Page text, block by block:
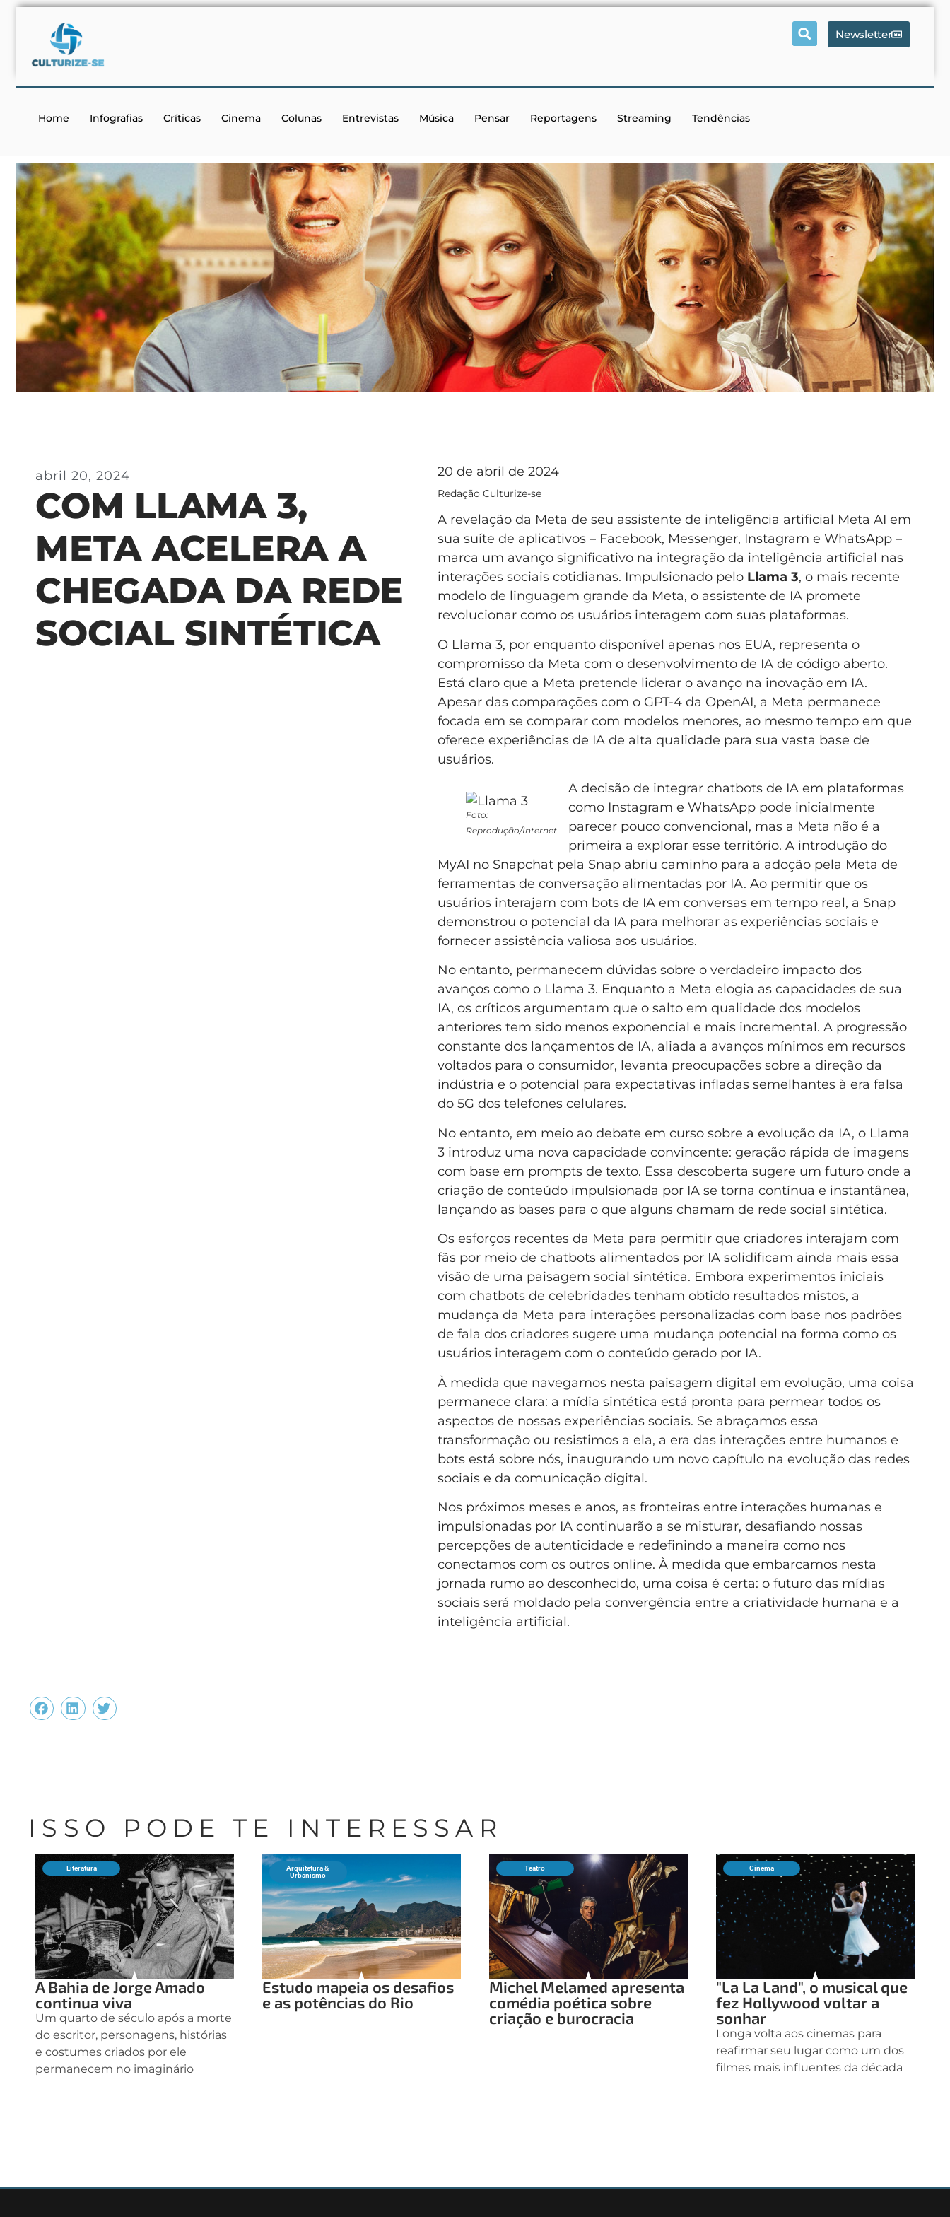
Newsletter
Home Infografias Críticas Cinema Colunas Entrevistas Música Pensar Reportagens Streaming Tendências
abril 20, 2024
COM LLAMA 3,
META ACELERA A
CHEGADA DA REDE
SOCIAL SINTÉTICA
20 de abril de 2024
Redação Culturize-se
A revelação da Meta de seu assistente de inteligência artificial Meta AI em
sua suíte de aplicativos – Facebook, Messenger, Instagram e WhatsApp –
marca um avanço significativo na integração da inteligência artificial nas
interações sociais cotidianas. Impulsionado pelo Llama 3, o mais recente
modelo de linguagem grande da Meta, o assistente de IA promete
revolucionar como os usuários interagem com suas plataformas.
O Llama 3, por enquanto disponível apenas nos EUA, representa o
compromisso da Meta com o desenvolvimento de IA de código aberto.
Está claro que a Meta pretende liderar o avanço na inovação em IA.
Apesar das comparações com o GPT-4 da OpenAI, a Meta permanece
focada em se comparar com modelos menores, ao mesmo tempo em que
oferece experiências de IA de alta qualidade para sua vasta base de
usuários.
Foto:
Reprodução/Internet
A decisão de integrar chatbots de IA em plataformas
como Instagram e WhatsApp pode inicialmente
parecer pouco convencional, mas a Meta não é a
primeira a explorar esse território. A introdução do
MyAI no Snapchat pela Snap abriu caminho para a adoção pela Meta de
ferramentas de conversação alimentadas por IA. Ao permitir que os
usuários interajam com bots de IA em conversas em tempo real, a Snap
demonstrou o potencial da IA para melhorar as experiências sociais e
fornecer assistência valiosa aos usuários.
No entanto, permanecem dúvidas sobre o verdadeiro impacto dos
avanços como o Llama 3. Enquanto a Meta elogia as capacidades de sua
IA, os críticos argumentam que o salto em qualidade dos modelos
anteriores tem sido menos exponencial e mais incremental. A progressão
constante dos lançamentos de IA, aliada a avanços mínimos em recursos
voltados para o consumidor, levanta preocupações sobre a direção da
indústria e o potencial para expectativas infladas semelhantes à era falsa
do 5G dos telefones celulares.
No entanto, em meio ao debate em curso sobre a evolução da IA, o Llama
3 introduz uma nova capacidade convincente: geração rápida de imagens
com base em prompts de texto. Essa descoberta sugere um futuro onde a
criação de conteúdo impulsionada por IA se torna contínua e instantânea,
lançando as bases para o que alguns chamam de rede social sintética.
Os esforços recentes da Meta para permitir que criadores interajam com
fãs por meio de chatbots alimentados por IA solidificam ainda mais essa
visão de uma paisagem social sintética. Embora experimentos iniciais
com chatbots de celebridades tenham obtido resultados mistos, a
mudança da Meta para interações personalizadas com base nos padrões
de fala dos criadores sugere uma mudança potencial na forma como os
usuários interagem com o conteúdo gerado por IA.
À medida que navegamos nesta paisagem digital em evolução, uma coisa
permanece clara: a mídia sintética está pronta para permear todos os
aspectos de nossas experiências sociais. Se abraçamos essa
transformação ou resistimos a ela, a era das interações entre humanos e
bots está sobre nós, inaugurando um novo capítulo na evolução das redes
sociais e da comunicação digital.
Nos próximos meses e anos, as fronteiras entre interações humanas e
impulsionadas por IA continuarão a se misturar, desafiando nossas
percepções de autenticidade e redefinindo a maneira como nos
conectamos com os outros online. À medida que embarcamos nesta
jornada rumo ao desconhecido, uma coisa é certa: o futuro das mídias
sociais será moldado pela convergência entre a criatividade humana e a
inteligência artificial.
ISSO PODE TE INTERESSAR
Literatura
A Bahia de Jorge Amado
continua viva
Um quarto de século após a morte
do escritor, personagens, histórias
e costumes criados por ele
permanecem no imaginário
Arquitetura &
Urbanismo
Estudo mapeia os desafios
e as potências do Rio
Teatro
Michel Melamed apresenta
comédia poética sobre
criação e burocracia
Cinema
"La La Land", o musical que
fez Hollywood voltar a
sonhar
Longa volta aos cinemas para
reafirmar seu lugar como um dos
filmes mais influentes da década